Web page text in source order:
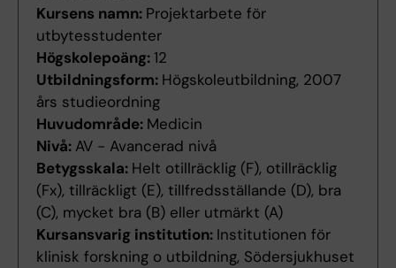
Kursens namn: Projektarbete för
utbytesstudenter
Högskolepoäng:12
Utbildningsform: Högskoleutbildning, 2007
års studieordning
Huvudområde: Medicin
Nivå: AV - Avancerad nivå
Betygsskala: Helt otillräcklig (F), otillräcklig
(Fx), tillräckligt (E), tillfredsställande (D), bra
(C), mycket bra (B) eller utmärkt (A)
Kursansvarig institution: Institutionen för
klinisk forskning o utbildning, Södersjukhuset